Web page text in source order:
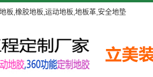
板,橡胶地板,运动地板,地板革,安全地垫